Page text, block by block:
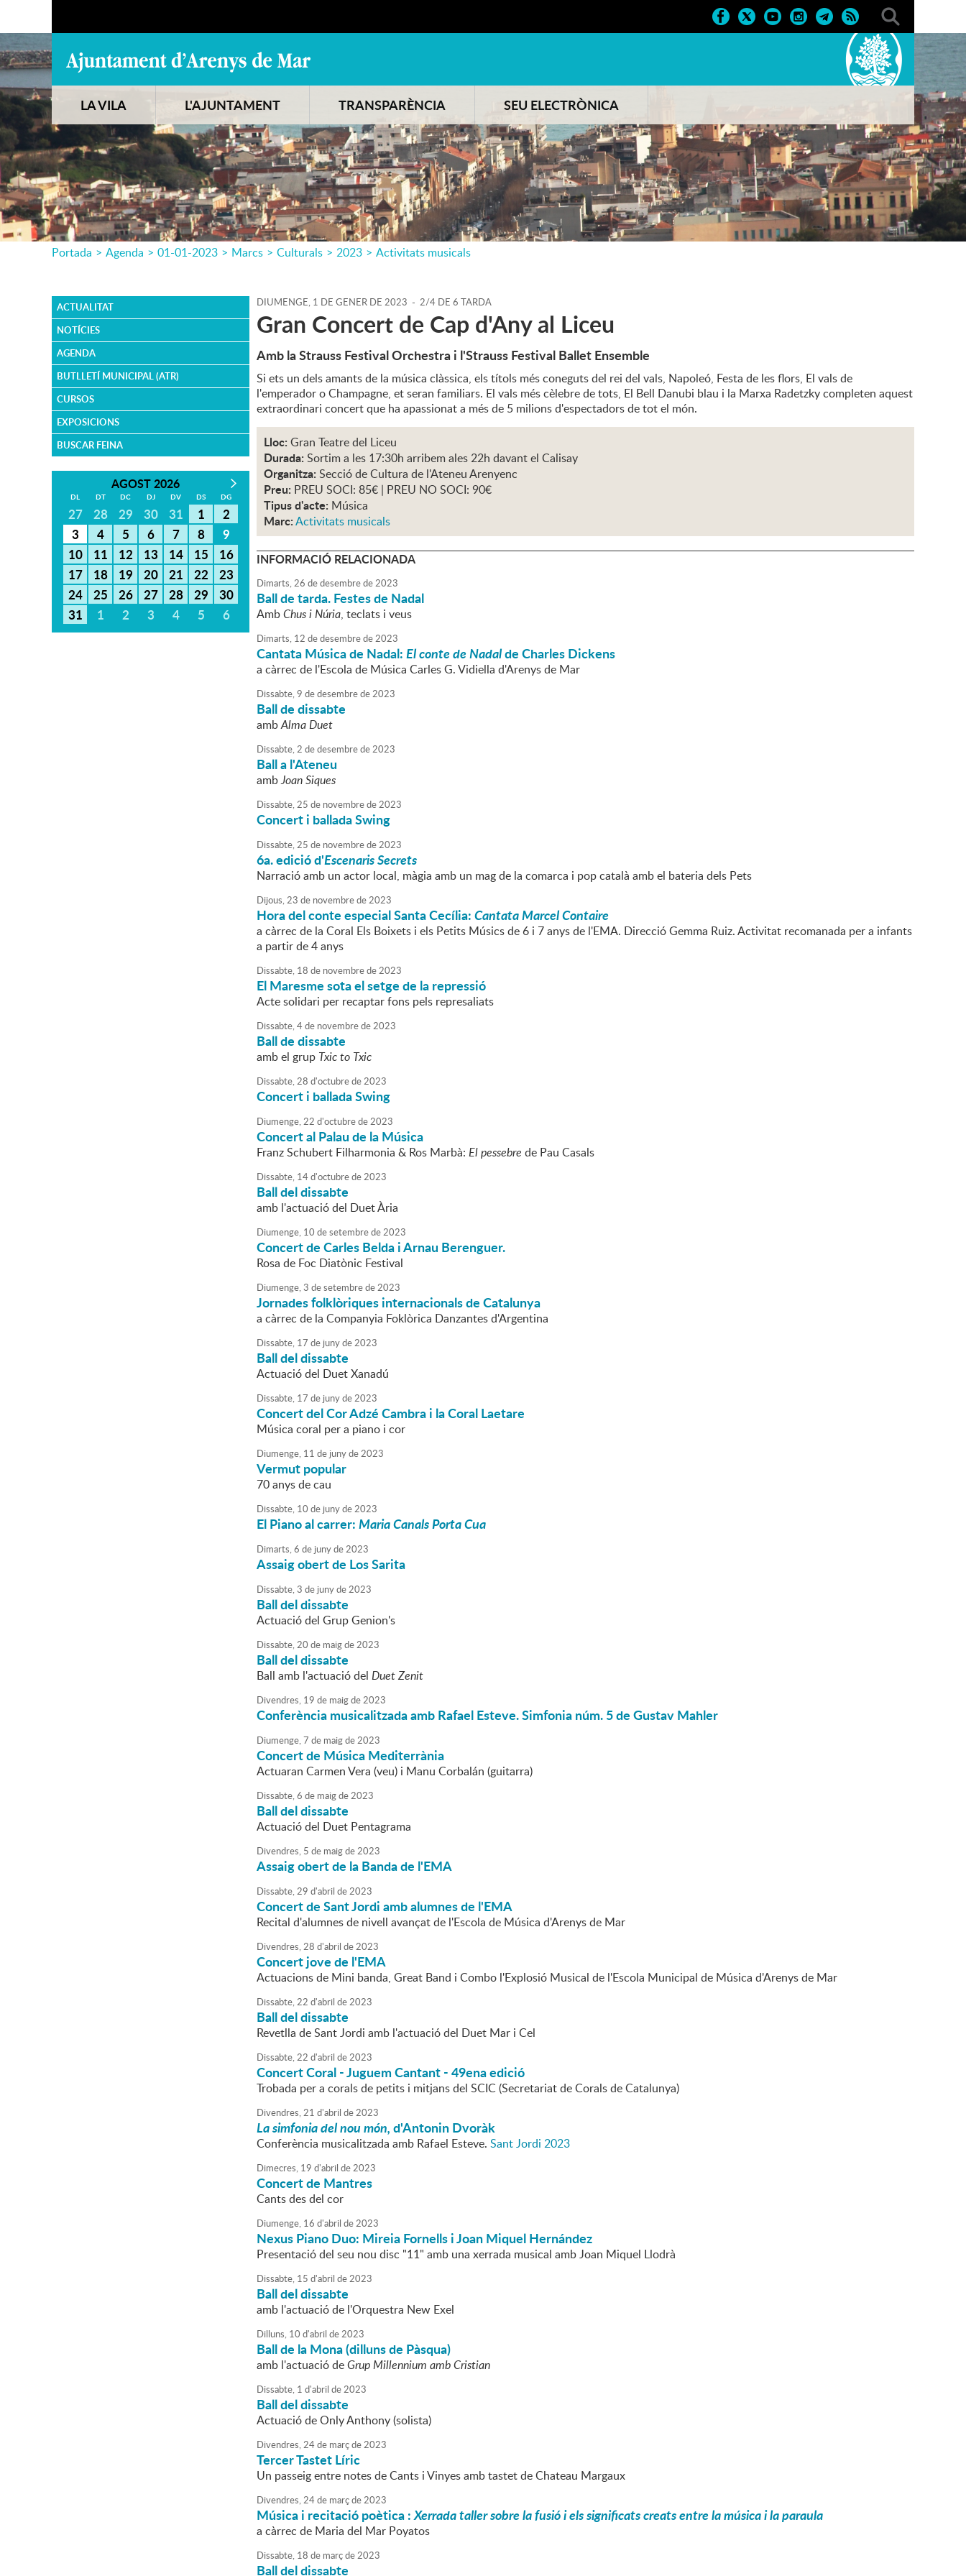
LA VILA L'AJUNTAMENT TRANSPARÈNCIA SEU ELECTRÒNICA
Portada > Agenda > 01-01-2023 > Marcs > Culturals > 2023 > Activitats musicals
ACTUALITAT
NOTÍCIES
AGENDA
BUTLLETÍ MUNICIPAL (ATR)
CURSOS
EXPOSICIONS
BUSCAR FEINA
AGOST 2026
DL DT DC DJ DV DS DG
27 28 29 30 31 1
2
3
4 5 6 7 8
9
10
11 12 13 14 15
16
17
18 19 20 21 22
23
24
25 26 27 28 29
30
31
1 2 3 4 5 6
DIUMENGE, 1 DE GENER DE 2023 - 2/4 DE 6 TARDA
Gran Concert de Cap d'Any al Liceu
Amb la Strauss Festival Orchestra i l'Strauss Festival Ballet Ensemble
Si ets un dels amants de la música clàssica, els títols més coneguts del rei del vals, Napoleó, Festa de les flors, El vals de
l'emperador o Champagne, et seran familiars. El vals més cèlebre de tots, El Bell Danubi blau i la Marxa Radetzky completen aquest
extraordinari concert que ha apassionat a més de 5 milions d'espectadors de tot el món.
Lloc: Gran Teatre del Liceu
Durada: Sortim a les 17:30h arribem ales 22h davant el Calisay
Organitza: Secció de Cultura de l'Ateneu Arenyenc
Preu: PREU SOCI: 85€ | PREU NO SOCI: 90€
Tipus d'acte: Música
Marc:Activitats musicals
INFORMACIÓ RELACIONADA
Dimarts,26 dedesembrede2023
Ball de tarda. Festes de Nadal
AmbChus i Núria, teclats i veus
Dimarts, 12 dedesembrede2023
Cantata Música de Nadal:El conte de Nadalde Charles Dickens
a càrrec de l'Escola de Música Carles G. Vidiella d'Arenys de Mar
Dissabte,9 dedesembrede2023
Ball de dissabte
ambAlma Duet
Dissabte,2 dedesembrede2023
Ball a l'Ateneu
ambJoan Siques
Dissabte,25 de novembrede2023
Concert i ballada Swing
Dissabte,25 de novembrede2023
6a. edició d'Escenaris Secrets
Narració amb un actor local, màgia amb un mag de la comarca i pop català amb el bateria dels Pets
Dijous,23 de novembrede2023
Hora del conte especial Santa Cecília:Cantata Marcel Contaire
a càrrec de la Coral Els Boixets i els Petits Músics de 6 i 7 anys de l'EMA. Direcció Gemma Ruiz. Activitat recomanada per a infants
a partir de 4 anys
Dissabte, 18 de novembrede2023
El Maresme sota el setge de la repressió
Acte solidari per recaptar fons pels represaliats
Dissabte,4de novembrede2023
Ball de dissabte
amb el grup Txic to Txic
Dissabte,28 d'octubrede2023
Concert i ballada Swing
Diumenge,22 d'octubrede2023
Concert al Palau de la Música
Franz Schubert Filharmonia & Ros Marbà: El pessebre de Pau Casals
Dissabte, 14d'octubrede2023
Ball del dissabte
amb l'actuació del Duet Ària
Diumenge, 10 desetembrede2023
Concert de Carles Belda i Arnau Berenguer.
Rosa de Foc Diatònic Festival
Diumenge,3 desetembrede2023
Jornades folklòriques internacionals de Catalunya
a càrrec de la Companyia Foklòrica Danzantes d'Argentina
Dissabte, 17 de junyde2023
Ball del dissabte
Actuació del Duet Xanadú
Dissabte, 17 de junyde2023
Concert del Cor Adzé Cambra i la Coral Laetare
Música coral per a piano i cor
Diumenge, 11 de junyde2023
Vermut popular
70 anys de cau
Dissabte, 10 de junyde2023
El Piano al carrer:Maria Canals Porta Cua
Dimarts,6 de junyde2023
Assaig obert de Los Sarita
Dissabte,3 de junyde2023
Ball del dissabte
Actuació del Grup Genion's
Dissabte,20 de maigde2023
Ball del dissabte
Ball amb l'actuació del Duet Zenit
Divendres, 19 de maigde2023
Conferència musicalitzada amb Rafael Esteve. Simfonia núm. 5 de Gustav Mahler
Diumenge,7 de maigde2023
Concert de Música Mediterrània
Actuaran Carmen Vera (veu) i Manu Corbalán (guitarra)
Dissabte,6 de maigde2023
Ball del dissabte
Actuació del Duet Pentagrama
Divendres, 5 de maigde2023
Assaig obert de la Banda de l'EMA
Dissabte,29 d'abril de2023
Concert de Sant Jordi amb alumnes de l'EMA
Recital d'alumnes de nivell avançat de l'Escola de Música d'Arenys de Mar
Divendres,28 d'abril de2023
Concert jove de l'EMA
Actuacions de Mini banda, Great Band i Combo l'Explosió Musical de l'Escola Municipal de Música d'Arenys de Mar
Dissabte,22 d'abril de2023
Ball del dissabte
Revetlla de Sant Jordi amb l'actuació del Duet Mar i Cel
Dissabte,22 d'abril de2023
Concert Coral - Juguem Cantant - 49ena edició
Trobada per a corals de petits i mitjans del SCIC (Secretariat de Corals de Catalunya)
Divendres,21 d'abril de2023
La simfonia del nou món,d'Antonin Dvoràk
Conferència musicalitzada amb Rafael Esteve. Sant Jordi 2023
Dimecres, 19 d'abril de2023
Concert de Mantres
Cants des del cor
Diumenge, 16 d'abril de2023
Nexus Piano Duo: Mireia Fornells i Joan Miquel Hernández
Presentació del seu nou disc "11" amb una xerrada musical amb Joan Miquel Llodrà
Dissabte, 15 d'abril de2023
Ball del dissabte
amb l'actuació de l'Orquestra New Exel
Dilluns, 10 d'abril de2023
Ball de la Mona (dilluns de Pàsqua)
amb l'actuació deGrup Millennium amb Cristian
Dissabte, 1 d'abril de2023
Ball del dissabte
Actuació de Only Anthony (solista)
Divendres,24de marçde2023
Tercer Tastet Líric
Un passeig entre notes de Cants i Vinyes amb tastet de Chateau Margaux
Divendres,24de marçde2023
Música i recitació poètica :Xerrada taller sobre la fusió i els significats creats entre la música i la paraula
a càrrec de Maria del Mar Poyatos
Dissabte, 18 de marçde2023
Ball del dissabte